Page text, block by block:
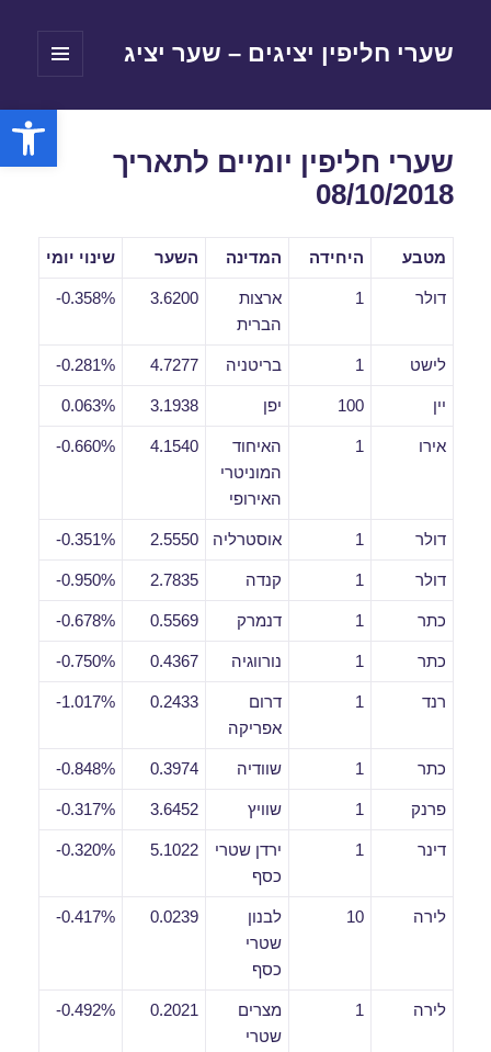
שערי חליפין יציגים – שער יציג
שערי חליפין יומיים לתאריך
08/10/2018
מטבע היחידה המדינה השער שינוי יומי
דולר 1
ארצות
הברית
3.6200
0.358%-
לישט 1 בריטניה 4.7277
0.281%-
יין 100 יפן 3.1938
0.063%
אירו 1
האיחוד
המוניטרי
האירופי
4.1540
0.660%-
דולר 1 אוסטרליה 2.5550
0.351%-
דולר 1 קנדה 2.7835
0.950%-
כתר 1 דנמרק 0.5569
0.678%-
כתר 1 נורווגיה 0.4367
0.750%-
רנד 1
דרום
אפריקה
0.2433
1.017%-
כתר 1 שוודיה 0.3974
0.848%-
פרנק 1 שוויץ 3.6452
0.317%-
דינר 1
ירדן שטרי
כסף
5.1022
0.320%-
לירה 10
לבנון
שטרי
כסף
0.0239
0.417%-
לירה 1
מצרים
שטרי
0.2021
0.492%-
פתח